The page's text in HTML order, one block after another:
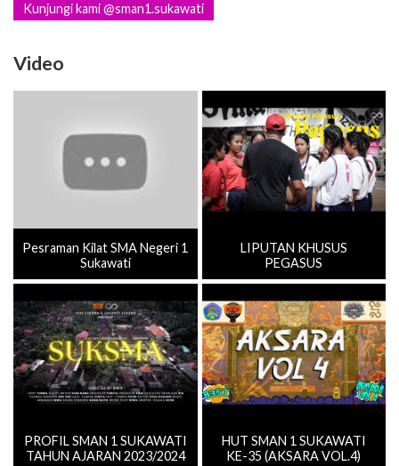
Kunjungi kami @sman1.sukawati
Video
Pesraman Kilat SMA Negeri 1
Sukawati
LIPUTAN KHUSUS
PEGASUS
PROFIL SMAN 1 SUKAWATI
TAHUN AJARAN 2023/2024
HUT SMAN 1 SUKAWATI
KE-35 (AKSARA VOL.4)